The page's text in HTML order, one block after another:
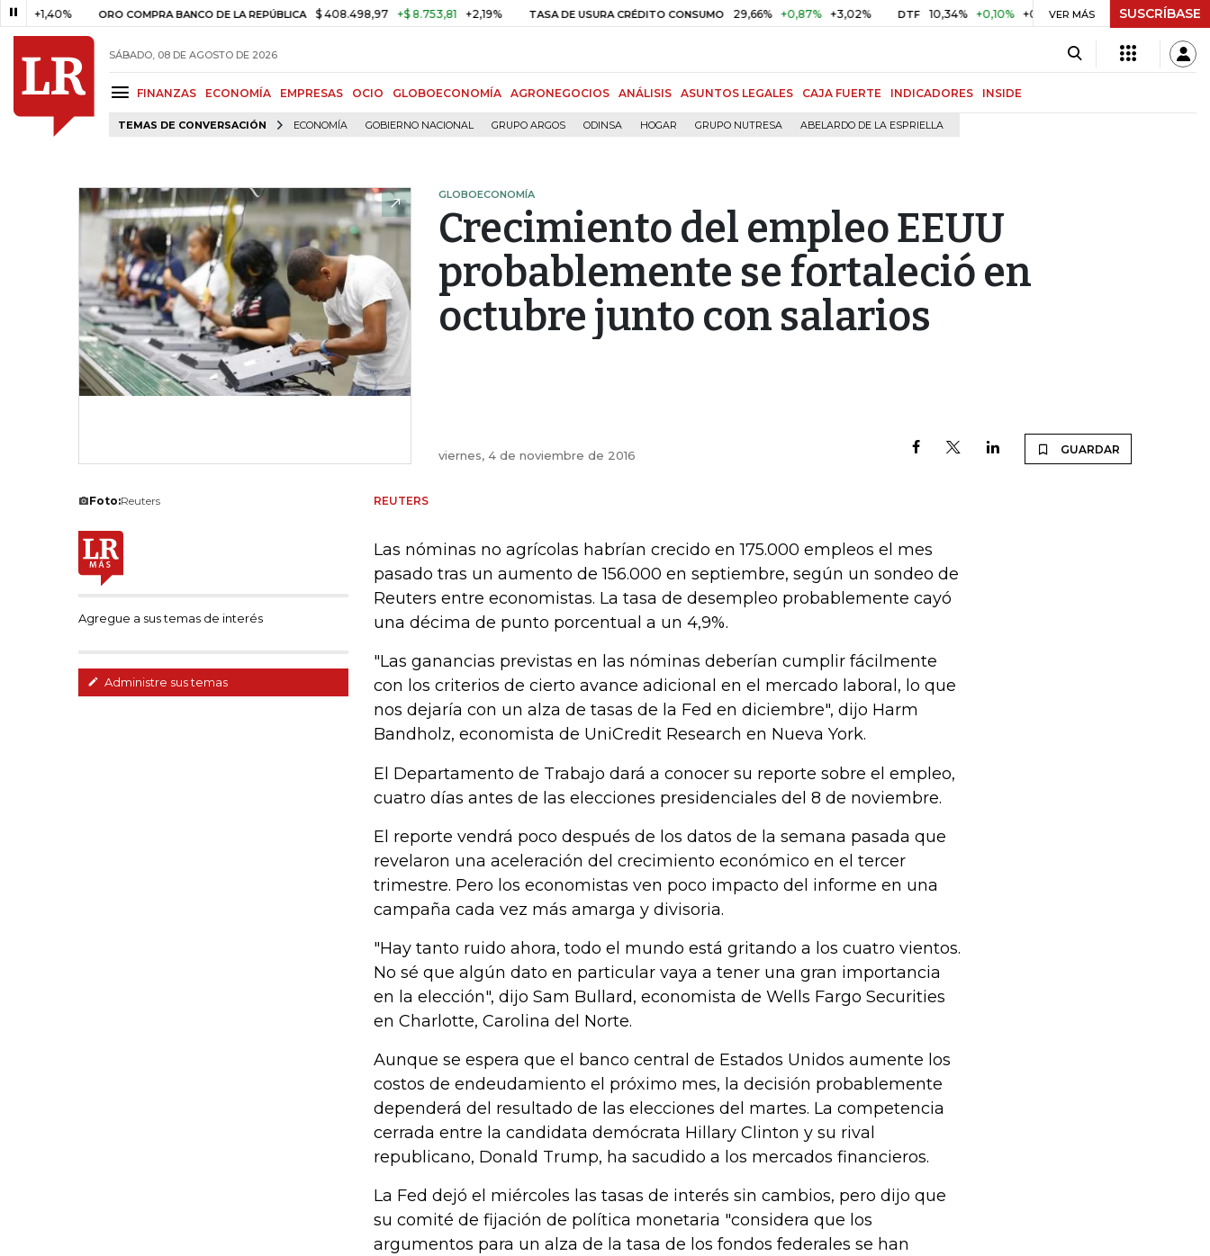
ORO COMPRA BANCO DE LA REPÚBLICA $ 408.498,97 +$ 8.753,81 +2,19% TASA DE USURA CRÉDITO CONSUMO 29,66% +0,87% +3,02% DTF 10,34% +0,10% +0,98% UVR $ 416,96 +$ 0,05
VER MÁS SUSCRÍBASE
SÁBADO, 08 DE AGOSTO DE 2026
FINANZAS ECONOMÍA EMPRESAS OCIO GLOBOECONOMÍA AGRONEGOCIOS ANÁLISIS ASUNTOS LEGALES CAJA FUERTE INDICADORES INSIDE
TEMAS DE CONVERSACIÓN ECONOMÍA GOBIERNO NACIONAL GRUPO ARGOS ODINSA HOGAR GRUPO NUTRESA ABELARDO DE LA ESPRIELLA
GLOBOECONOMÍA
Crecimiento del empleo EEUU
probablemente se fortaleció en
octubre junto con salarios
viernes, 4 de noviembre de 2016 GUARDAR
Foto:Reuters
Agregue a sus temas de interés
Administre sus temas
REUTERS
Las nóminas no agrícolas habrían crecido en 175.000 empleos el mes
pasado tras un aumento de 156.000 en septiembre, según un sondeo de
Reuters entre economistas. La tasa de desempleo probablemente cayó
una décima de punto porcentual a un 4,9%.
"Las ganancias previstas en las nóminas deberían cumplir fácilmente
con los criterios de cierto avance adicional en el mercado laboral, lo que
nos dejaría con un alza de tasas de la Fed en diciembre", dijo Harm
Bandholz, economista de UniCredit Research en Nueva York.
El Departamento de Trabajo dará a conocer su reporte sobre el empleo,
cuatro días antes de las elecciones presidenciales del 8 de noviembre.
El reporte vendrá poco después de los datos de la semana pasada que
revelaron una aceleración del crecimiento económico en el tercer
trimestre. Pero los economistas ven poco impacto del informe en una
campaña cada vez más amarga y divisoria.
"Hay tanto ruido ahora, todo el mundo está gritando a los cuatro vientos.
No sé que algún dato en particular vaya a tener una gran importancia
en la elección", dijo Sam Bullard, economista de Wells Fargo Securities
en Charlotte, Carolina del Norte.
Aunque se espera que el banco central de Estados Unidos aumente los
costos de endeudamiento el próximo mes, la decisión probablemente
dependerá del resultado de las elecciones del martes. La competencia
cerrada entre la candidata demócrata Hillary Clinton y su rival
republicano, Donald Trump, ha sacudido a los mercados financieros.
La Fed dejó el miércoles las tasas de interés sin cambios, pero dijo que
su comité de fijación de política monetaria "considera que los
argumentos para un alza de la tasa de los fondos federales se han